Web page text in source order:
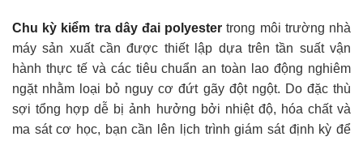
Chu kỳ kiểm tra dây đai polyester trong môi trường nhà
máy sản xuất cần được thiết lập dựa trên tần suất vận
hành thực tế và các tiêu chuẩn an toàn lao động nghiêm
ngặt nhằm loại bỏ nguy cơ đứt gãy đột ngột. Do đặc thù
sợi tổng hợp dễ bị ảnh hưởng bởi nhiệt độ, hóa chất và
ma sát cơ học, bạn cần lên lịch trình giám sát định kỳ để